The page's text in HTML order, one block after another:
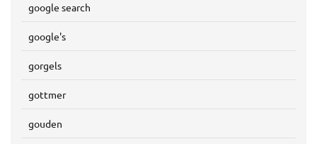
google search
google's
gorgels
gottmer
gouden